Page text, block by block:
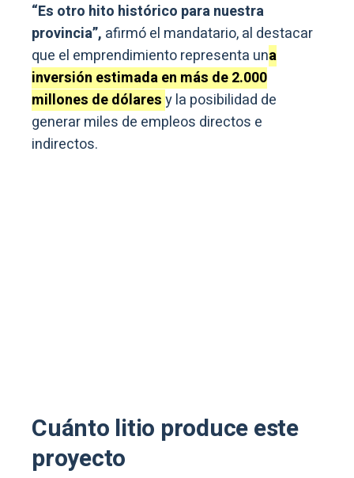
“Es otro hito histórico para nuestra
provincia”, afirmó el mandatario, al destacar
que el emprendimiento representa una
inversión estimada en más de 2.000
millones de dólaresy la posibilidad de
generar miles de empleos directos e
indirectos.
Cuánto litio produce este
proyecto